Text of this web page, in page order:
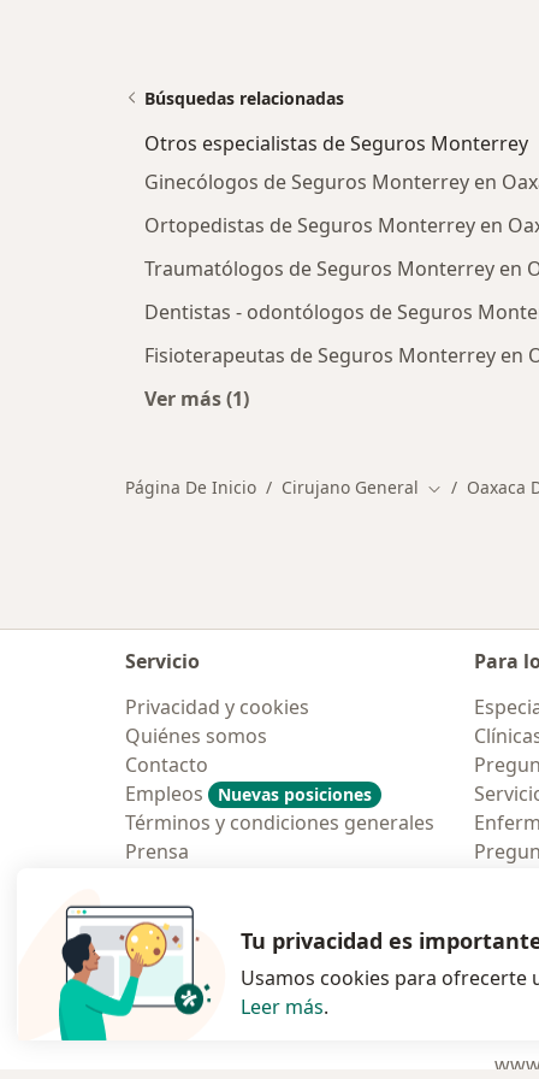
Búsquedas relacionadas
Otros especialistas de Seguros Monterrey
Ginecólogos de Seguros Monterrey en
Ortopedistas de Seguros Monterrey en
Traumatólogos de Seguros Monterrey en
Dentistas - odontólogos de Seguros
Fisioterapeutas de Seguros Monterrey en
Ver más (1)
Página De Inicio Cirujano General Cambiar de
Oaxaca
Servicio
Privacidad y cookies
Quiénes somos
Contacto
Empleos
Nuevas posiciones
Términos y condiciones generales
Prensa
Para
Polska
Tu privacidad es
Usamos cookies para ofrecerte
Leer más.